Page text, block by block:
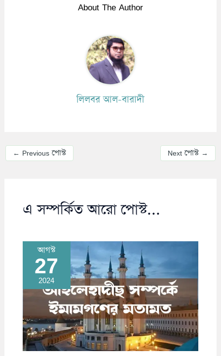
About The Author
লিলবর আল-বারাদী
← Previous পোস্ট Next পোস্ট →
এ সম্পর্কিত আরো পোস্ট...
আগস্ট
27
2024